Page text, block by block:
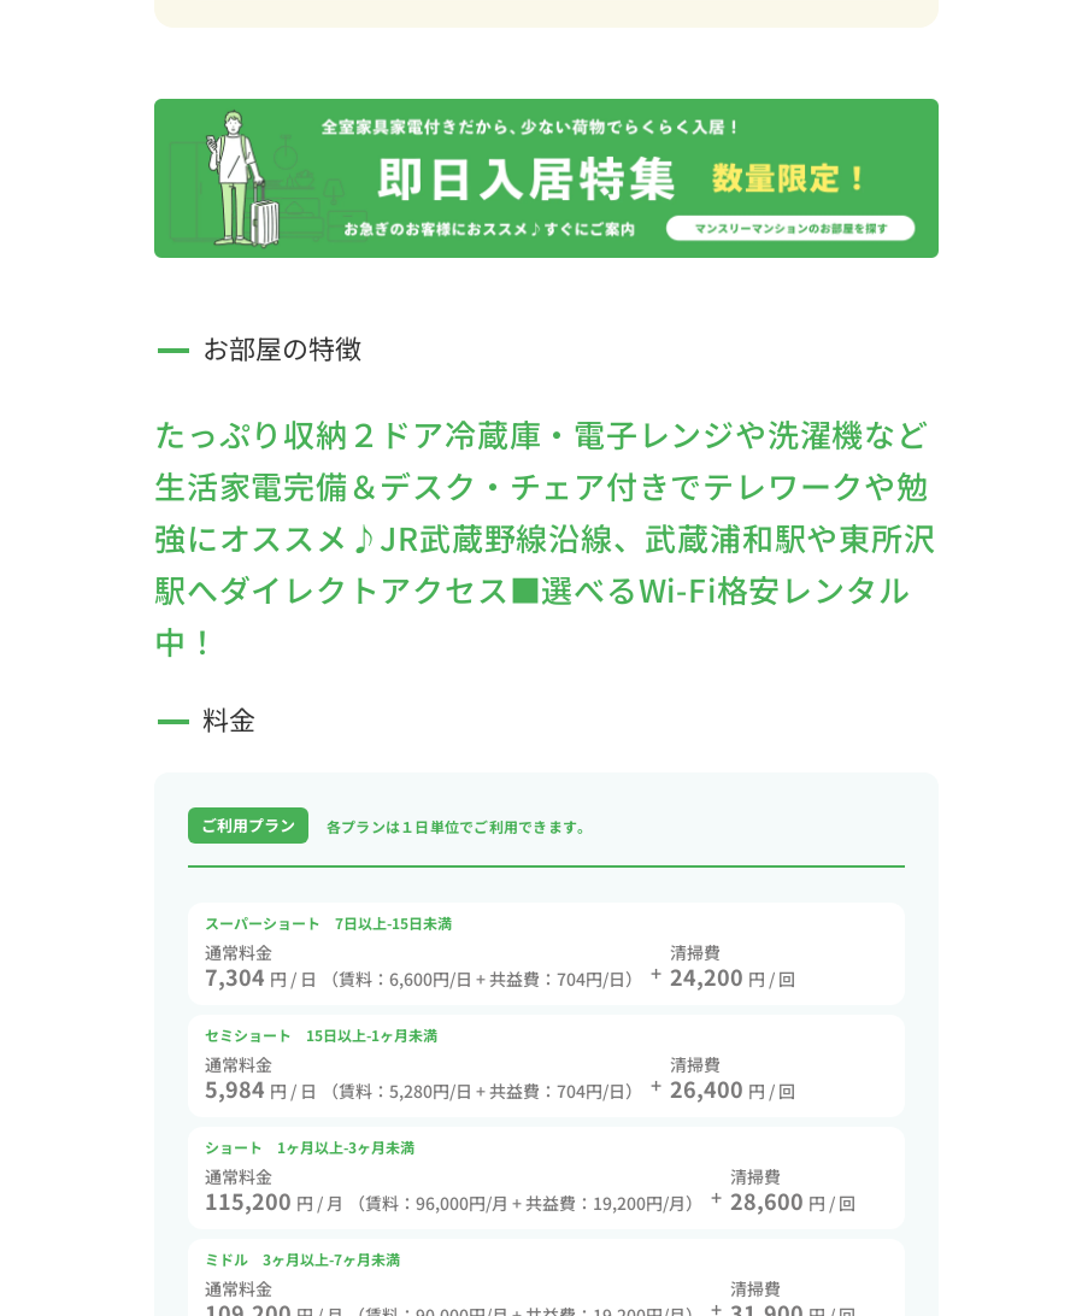
お部屋の特徴
たっぷり収納２ドア冷蔵庫・電子レンジや洗濯機など
生活家電完備＆デスク・チェア付きでテレワークや勉
強にオススメ♪JR武蔵野線沿線、武蔵浦和駅や東所沢
駅へダイレクトアクセス■選べるWi-Fi格安レンタル
中！
料金
ご利用プラン 各プランは１日単位でご利用できます。
スーパーショート 7日以上-15日未満
通常料金
7,304 円 / 日 （賃料：6,600円/日 + 共益費：704円/日） +
清掃費
24,200 円 / 回
セミショート 15日以上-1ヶ月未満
通常料金
5,984 円 / 日 （賃料：5,280円/日 + 共益費：704円/日） +
清掃費
26,400 円 / 回
ショート 1ヶ月以上-3ヶ月未満
通常料金
115,200 円 / 月 （賃料：96,000円/月 + 共益費：19,200円/月） +
清掃費
28,600 円 / 回
ミドル 3ヶ月以上-7ヶ月未満
通常料金
+
清掃費